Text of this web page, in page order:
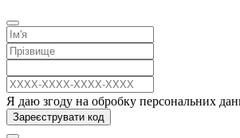
Я даю згоду на обробку персональних
Зареєструвати код